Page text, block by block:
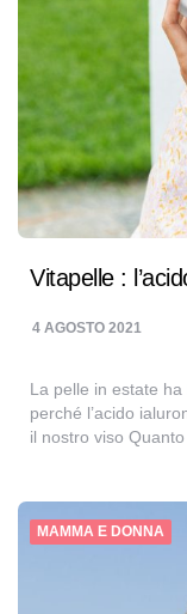
Vitapelle :
4 AGOSTO 2021
La pelle in estate
perché l’acido
il nostro viso
MAMMA E DONNA